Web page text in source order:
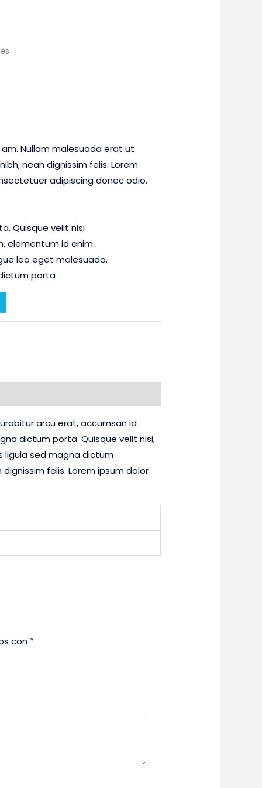
Nullam malesuada erat ut
nean dignissim felis. Lorem
adipiscing donec odio.
Quisque velit nisi
elementum id enim.
leo eget malesuada.
porta
arcu erat, accumsan id
dictum porta. Quisque velit nisi,
ligula sed magna dictum
felis. Lorem ipsum dolor
con *